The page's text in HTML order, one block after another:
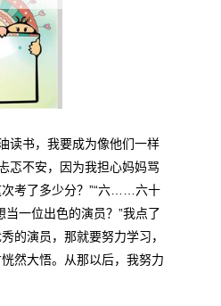
读书，我要成为像他们一样
忑不安，因为我担心妈妈骂
次考了多少分？”“六……六十
一位出色的演员？”我点了
的演员，那就要努力学习，
然大悟。从那以后，我努力